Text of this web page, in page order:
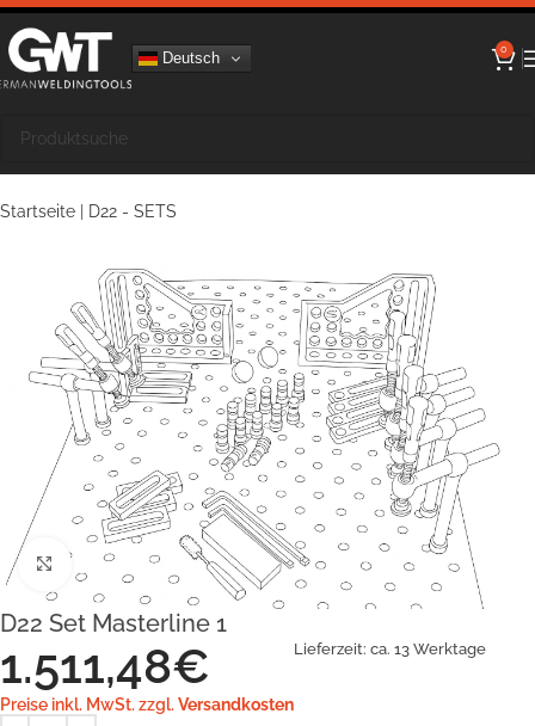
Deutsch 0
Startseite D22 - SETS
Klick zum Vergrößern
D22 Set Masterline 1
1.511,48€
Preise inkl. MwSt. zzgl. Versandkosten
Lieferzeit: ca. 13 Werktage